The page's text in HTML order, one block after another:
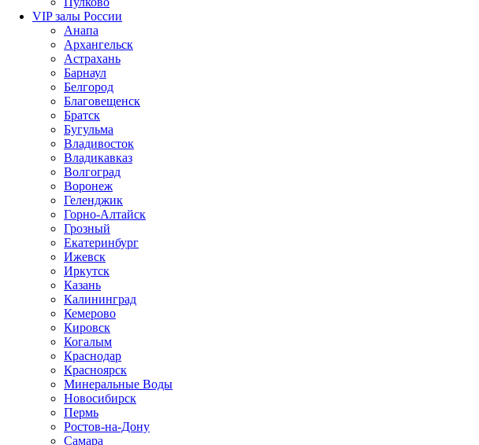
VIP залы России
Анапа
Архангельск
Астрахань
Барнаул
Белгород
Благовещенск
Братск
Бугульма
Владивосток
Владикавказ
Волгоград
Воронеж
Геленджик
Горно-Алтайск
Грозный
Екатеринбург
Ижевск
Иркутск
Казань
Калининград
Кемерово
Кировск
Когалым
Краснодар
Красноярск
Минеральные Воды
Новосибирск
Пермь
Ростов-на-Дону
Самара